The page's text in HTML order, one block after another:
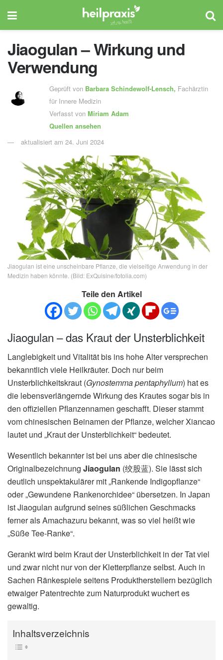
Jiaogulan – Wirkung und
Verwendung
Geprüft von Barbara Schindewolf-Lensch, Fachärztin
für Innere Medizin
Verfasst von Miriam Adam
Quellen ansehen
aktualisiert am 24. Juni 2024
Jiaogulan ist eine unscheinbare Pflanze, die vielseitige Anwendung in der
Medizin haben könnte. (Bild: ExQuisine/fotolia.com)
Teile den Artikel
Jiaogulan – das Kraut der Unsterblichkeit
Langlebigkeit und Vitalität bis ins hohe Alter versprechen
bekanntlich viele Heilkräuter. Doch nur beim
Unsterblichkeitskraut (Gynostemma pentaphyllum) hat es
die lebensverlängernde Wirkung des Krautes sogar bis in
den offiziellen Pflanzennamen geschafft. Dieser stammt
vom chinesischen Beinamen der Pflanze, welcher Xiancao
lautet und „Kraut der Unsterblichkeit“ bedeutet.
Wesentlich bekannter ist bei uns aber die chinesische
Originalbezeichnung Jiaogulan (绞股蓝). Sie lässt sich
deutlich unspektakulärer mit „Rankende Indigopflanze“
oder „Gewundene Rankenorchidee“ übersetzen. In Japan
ist Jiaogulan aufgrund seines süßlichen Geschmacks
ferner als Amachazuru bekannt, was so viel heißt wie
„Süße Tee-Ranke“.
Gerankt wird beim Kraut der Unsterblichkeit in der Tat viel
und zwar nicht nur von der Kletterpflanze selbst. Auch in
Sachen Ränkespiele seitens Produktherstellern bezüglich
etwaiger Patentrechte zum Naturprodukt wuchert es
gewaltig.
Inhaltsverzeichnis